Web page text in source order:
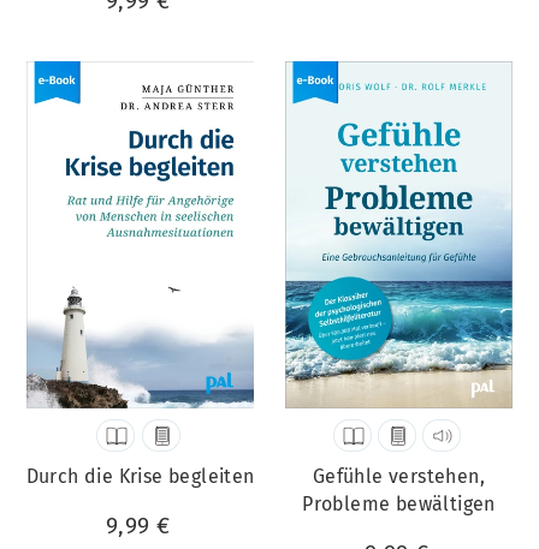
Durch die Krise begleiten
9,99 €
Gefühle verstehen,
Probleme bewältigen